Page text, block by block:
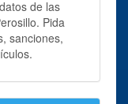
de las
Pida
sanciones,